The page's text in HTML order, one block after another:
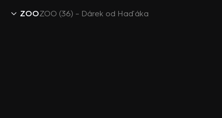
ZOOZOO (36) – Dárek od Haďáka